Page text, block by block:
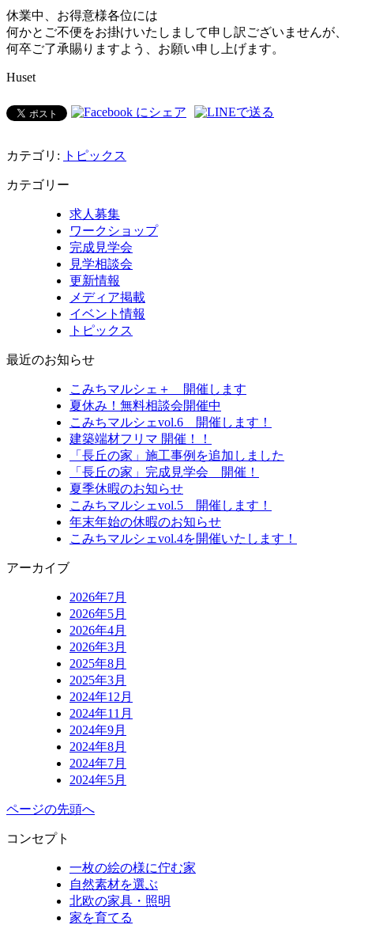
休業中、お得意様各位には
何かとご不便をお掛けいたしまして申し訳ございませんが、
何卒ご了承賜りますよう、お願い申し上げます。
Huset
カテゴリ: トピックス
カテゴリー
求人募集
ワークショップ
完成見学会
見学相談会
更新情報
メディア掲載
イベント情報
トピックス
最近のお知らせ
こみちマルシェ＋ 開催します
夏休み！無料相談会開催中
こみちマルシェvol.6 開催します！
建築端材フリマ 開催！！
「長丘の家」施工事例を追加しました
「長丘の家」完成見学会 開催！
夏季休暇のお知らせ
こみちマルシェvol.5 開催します！
年末年始の休暇のお知らせ
こみちマルシェvol.4を開催いたします！
アーカイブ
2026年7月
2026年5月
2026年4月
2026年3月
2025年8月
2025年3月
2024年12月
2024年11月
2024年9月
2024年8月
2024年7月
2024年5月
ページの先頭へ
コンセプト
一枚の絵の様に佇む家
自然素材を選ぶ
北欧の家具・照明
家を育てる